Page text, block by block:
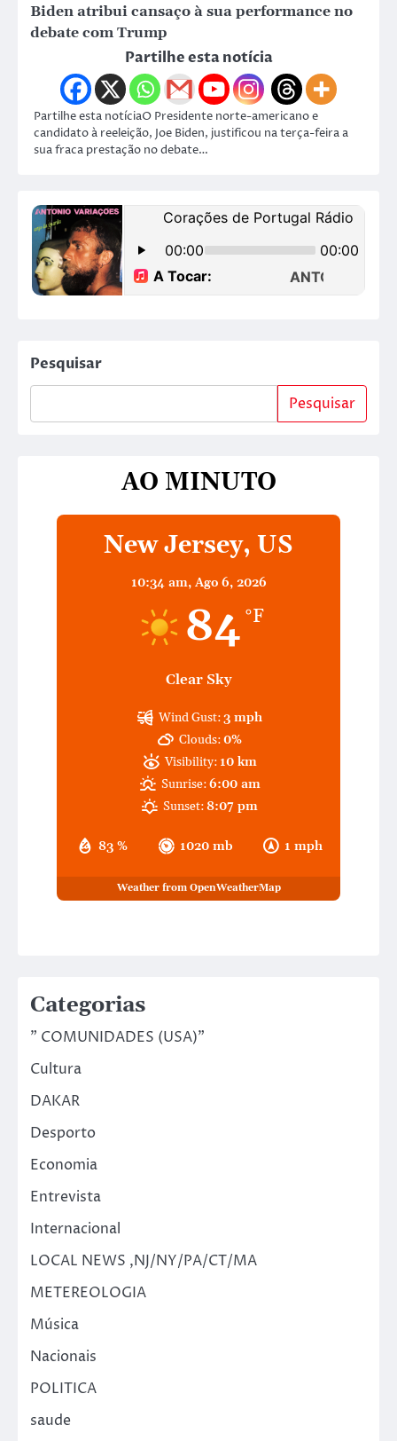
Biden atribui cansaço à sua performance no
debate com Trump
Partilhe esta notícia
Partilhe esta notíciaO Presidente norte-americano e
candidato à reeleição, Joe Biden, justificou na terça-feira a
sua fraca prestação no debate…
Pesquisar
Pesquisar
AO MINUTO
New Jersey, US
10:34 am, Ago 6, 2026
84 °F
Clear Sky
83 % 1020 mb 1 mph
Wind Gust:3 mph
Clouds:0%
Visibility: 10 km
Sunrise:6:00 am
Sunset:8:07 pm
Weather from OpenWeatherMap
Categorias
" COMUNIDADES (USA)"
Cultura
DAKAR
Desporto
Economia
Entrevista
Internacional
LOCAL NEWS ,NJ/NY/PA/CT/MA
METEREOLOGIA
Música
Nacionais
POLITICA
saude